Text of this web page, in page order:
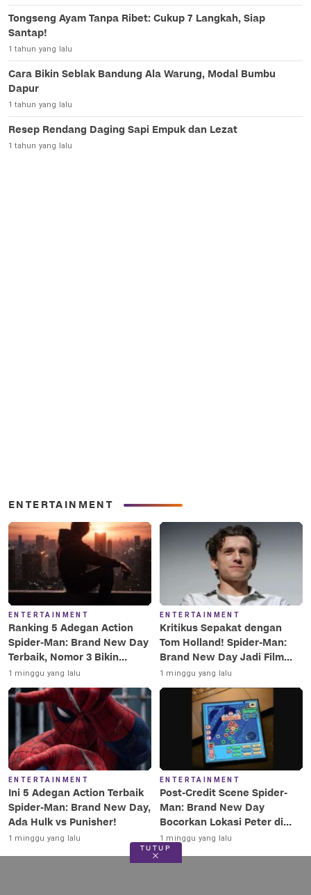
Tongseng Ayam Tanpa Ribet: Cukup 7 Langkah, Siap
Santap!
1 tahun yang lalu
Cara Bikin Seblak Bandung Ala Warung, Modal Bumbu
Dapur
1 tahun yang lalu
Resep Rendang Daging Sapi Empuk dan Lezat
1 tahun yang lalu
ENTERTAINMENT
ENTERTAINMENT
Ranking 5 Adegan Action
Spider-Man: Brand New Day
Terbaik, Nomor 3 Bikin
Terkesima!
1 minggu yang lalu
ENTERTAINMENT
Kritikus Sepakat dengan
Tom Holland! Spider-Man:
Brand New Day Jadi Film
Terbaik Era MCU
1 minggu yang lalu
ENTERTAINMENT
Ini 5 Adegan Action Terbaik
Spider-Man: Brand New Day,
Ada Hulk vs Punisher!
1 minggu yang lalu
ENTERTAINMENT
Post-Credit Scene Spider-
Man: Brand New Day
Bocorkan Lokasi Peter di
Luar Angkasa!
1 minggu yang lalu
TUTUP